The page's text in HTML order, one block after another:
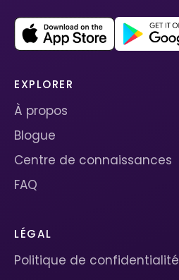
EXPLORER
À propos
Blogue
Centre de connaissances
FAQ
LÉGAL
Politique de confidentialité